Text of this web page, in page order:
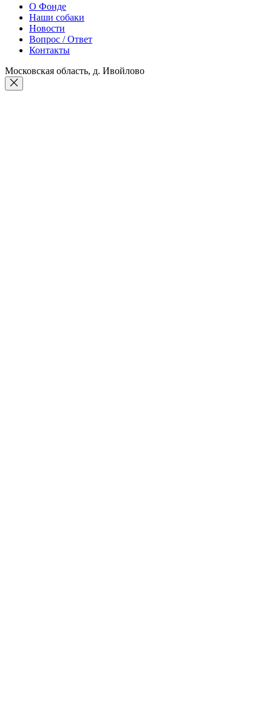
О Фонде
Наши собаки
Новости
Вопрос / Ответ
Контакты
Московская область, д. Ивойлово